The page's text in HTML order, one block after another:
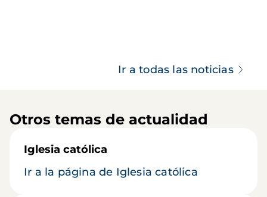
Ir a todas las noticias
Otros temas de actualidad
Iglesia católica
Ir a la página de Iglesia católica